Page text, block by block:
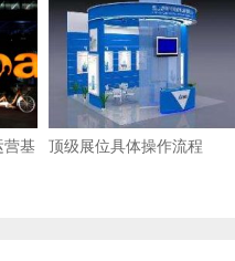
营基 顶级展位具体操作流程